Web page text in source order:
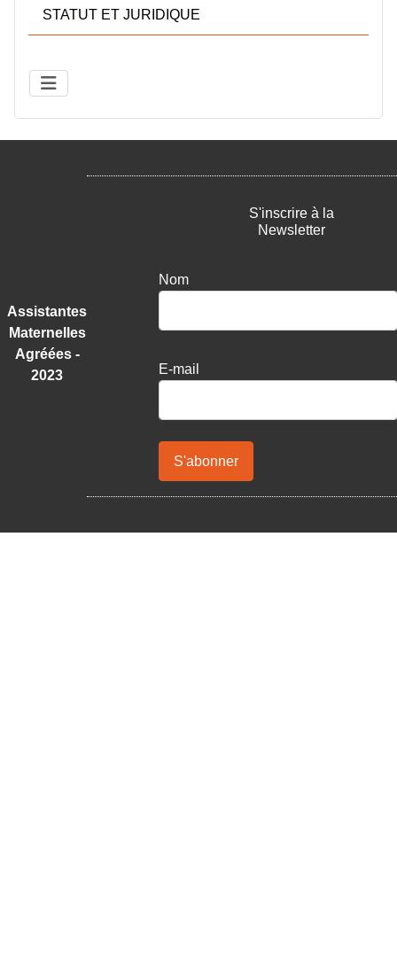
STATUT ET JURIDIQUE
Assistantes
Maternelles
Agréées -
2023
S'inscrire à la
Newsletter
Nom
E-mail
S'abonner